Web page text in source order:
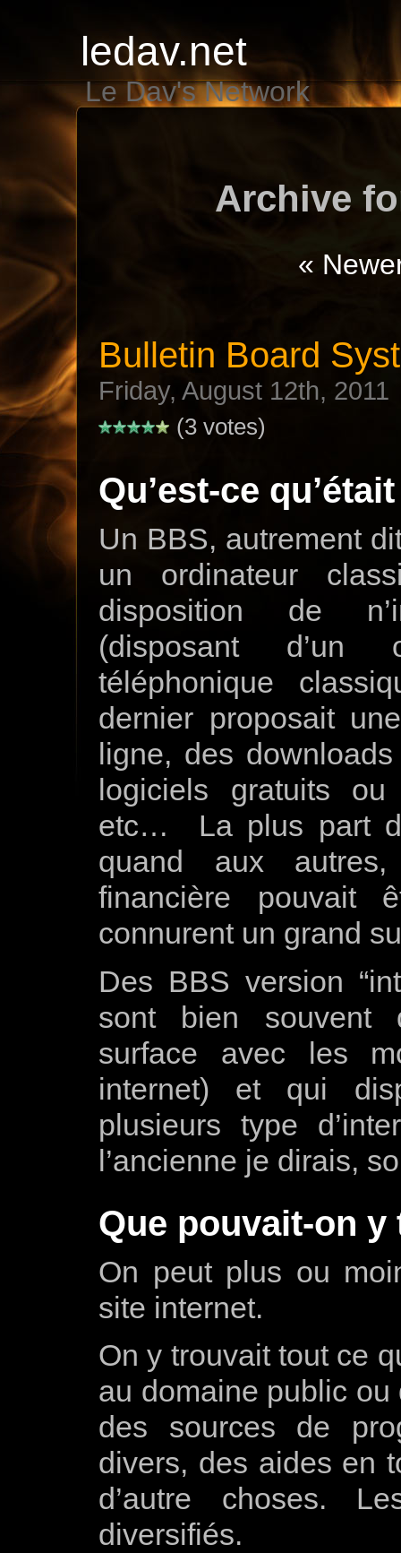
ledav.net
Le Dav's Network
Archive
«
Bulletin Board
Friday, August 12th, 2011
(3 votes)
Qu’est-ce
Un BBS, autrement
un ordinateur
disposition de
(disposant d’un
téléphonique
dernier proposait
ligne, des
logiciels gratuits
etc… La plus part
quand aux
financière pouvait
connurent un grand
Des BBS version
sont bien souvent
surface avec les
internet) et qui
plusieurs type
l’ancienne je dirais,
Que pouvait-on y
On peut plus ou
site internet.
On y trouvait tout ce
au domaine public
des sources de
divers, des aides en
d’autre choses.
diversifiés.